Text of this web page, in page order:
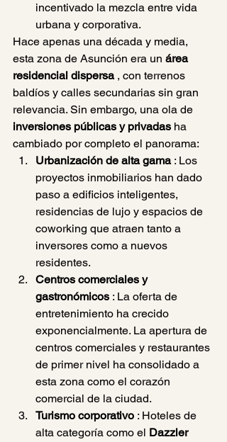
incentivado la mezcla entre vida
urbana y corporativa.
Hace apenas una década y media,
esta zona de Asunción era un área
residencial dispersa , con terrenos
baldíos y calles secundarias sin gran
relevancia. Sin embargo, una ola de
inversiones públicas y privadas ha
cambiado por completo el panorama:
Urbanización de alta gama : Los
proyectos inmobiliarios han dado
paso a edificios inteligentes,
residencias de lujo y espacios de
coworking que atraen tanto a
inversores como a nuevos
residentes.
Centros comerciales y
gastronómicos : La oferta de
entretenimiento ha crecido
exponencialmente. La apertura de
centros comerciales y restaurantes
de primer nivel ha consolidado a
esta zona como el corazón
comercial de la ciudad.
Turismo corporativo : Hoteles de
alta categoría como el Dazzler